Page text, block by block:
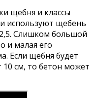
щебня и классы
используют щебень
Слишком большой
и малая его
Если щебня будет
см, то бетон может